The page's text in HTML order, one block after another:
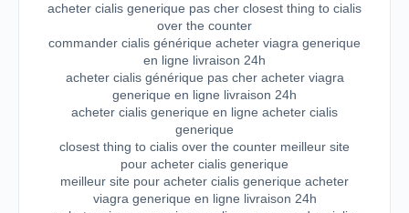
acheter cialis generique pas cher closest thing to cialis
over the counter
commander cialis générique acheter viagra generique
en ligne livraison 24h
acheter cialis générique pas cher acheter viagra
generique en ligne livraison 24h
acheter cialis generique en ligne acheter cialis
generique
closest thing to cialis over the counter meilleur site
pour acheter cialis generique
meilleur site pour acheter cialis generique acheter
viagra generique en ligne livraison 24h